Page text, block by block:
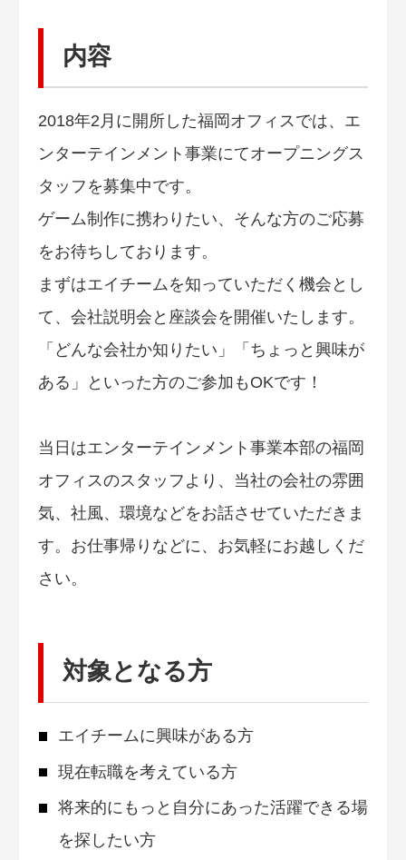
内容
2018年2月に開所した福岡オフィスでは、エ
ンターテインメント事業にてオープニングス
タッフを募集中です。
ゲーム制作に携わりたい、そんな方のご応募
をお待ちしております。
まずはエイチームを知っていただく機会とし
て、会社説明会と座談会を開催いたします。
「どんな会社か知りたい」「ちょっと興味が
ある」といった方のご参加もOKです！
当日はエンターテインメント事業本部の福岡
オフィスのスタッフより、当社の会社の雰囲
気、社風、環境などをお話させていただきま
す。お仕事帰りなどに、お気軽にお越しくだ
さい。
対象となる方
エイチームに興味がある方
現在転職を考えている方
将来的にもっと自分にあった活躍できる場
を探したい方